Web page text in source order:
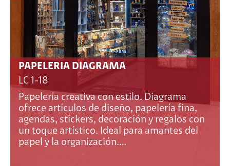
PAPELERIA DIAGRAMA
LC 1-18
Papelería creativa con estilo. Diagrama
ofrece artículos de diseño, papelería fina,
agendas, stickers, decoración y regalos con
un toque artístico. Ideal para amantes del
papel y la organización.…